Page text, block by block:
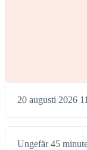
20 augusti 2026
Ungefär 45